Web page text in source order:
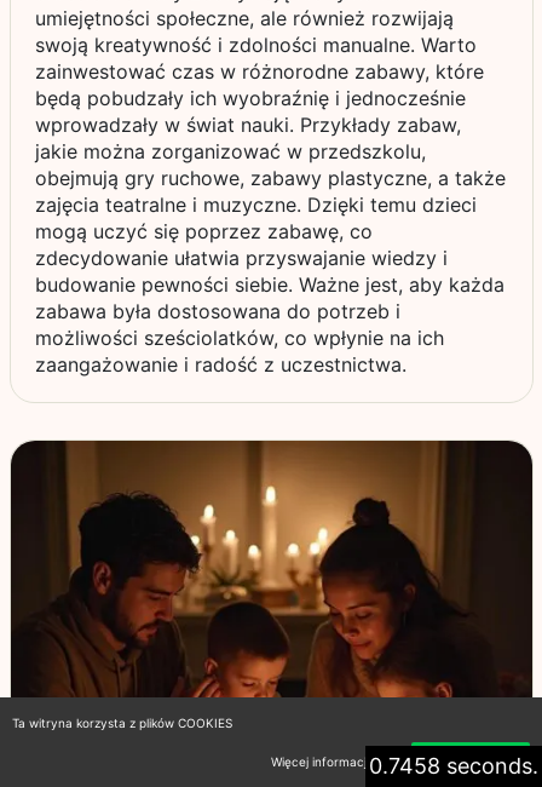
umiejętności społeczne, ale również rozwijają
swoją kreatywność i zdolności manualne. Warto
zainwestować czas w różnorodne zabawy, które
będą pobudzały ich wyobraźnię i jednocześnie
wprowadzały w świat nauki. Przykłady zabaw,
jakie można zorganizować w przedszkolu,
obejmują gry ruchowe, zabawy plastyczne, a także
zajęcia teatralne i muzyczne. Dzięki temu dzieci
mogą uczyć się poprzez zabawę, co
zdecydowanie ułatwia przyswajanie wiedzy i
budowanie pewności siebie. Ważne jest, aby każda
zabawa była dostosowana do potrzeb i
możliwości sześciolatków, co wpłynie na ich
zaangażowanie i radość z uczestnictwa.
0.7458 seconds.
Ta witryna korzysta z plików COOKIES
Więcej informacji Akceptuję